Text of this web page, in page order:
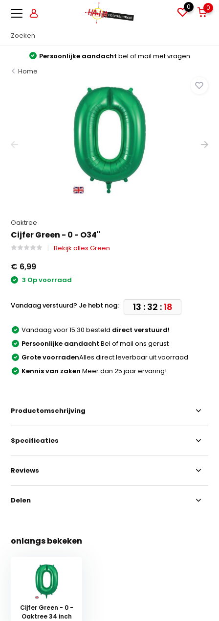
0 0
Persoonlijke aandacht bel of mail met vragen
Home
Oaktree
Cijfer Green - 0 - O34"
Bekijk alles Green
€ 6,99
3 Op voorraad
Vandaag verstuurd? Je hebt nog: 13 : 32 :18
Vandaag voor 15:30 besteld direct verstuurd!
Persoonlijke aandacht Bel of mail ons gerust
Grote voorradenAlles direct leverbaar uit voorraad
Kennis van zaken Meer dan 25 jaar ervaring!
Productomschrijving
Specificaties
Reviews
Delen
onlangs bekeken
Cijfer Green - 0 -
Oaktree 34 inch